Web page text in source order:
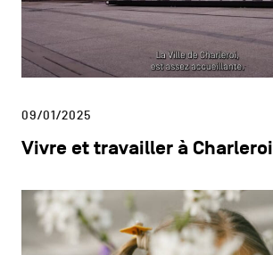
09/01/2025
Vivre et travailler à Charleroi